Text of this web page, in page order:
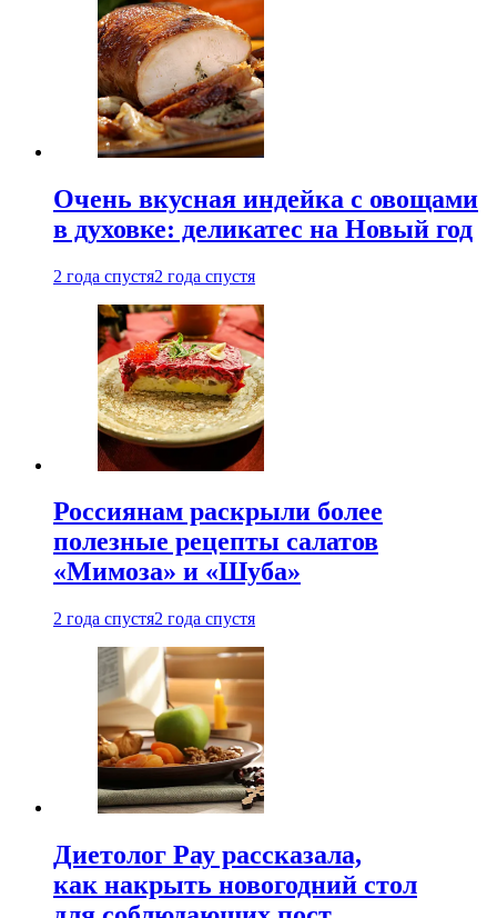
Очень вкусная индейка с овощами
в духовке: деликатес на Новый год
2 года спустя2 года спустя
Россиянам раскрыли более
полезные рецепты салатов
«Мимоза» и «Шуба»
2 года спустя2 года спустя
Диетолог Рау рассказала,
как накрыть новогодний стол